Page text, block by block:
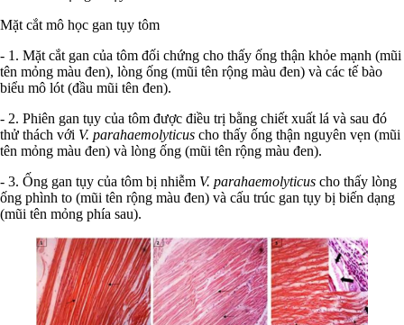
Mặt cắt mô học gan tụy tôm
- 1. Mặt cắt gan của tôm đối chứng cho thấy ống thận khỏe mạnh (mũi
tên mỏng màu đen), lòng ống (mũi tên rộng màu đen) và các tế bào
biểu mô lót (đầu mũi tên đen).
- 2. Phiên gan tụy của tôm được điều trị bằng chiết xuất lá và sau đó
thử thách với V. parahaemolyticus cho thấy ống thận nguyên vẹn (mũi
tên mỏng màu đen) và lòng ống (mũi tên rộng màu đen).
- 3. Ống gan tụy của tôm bị nhiễm V. parahaemolyticus cho thấy lòng
ống phình to (mũi tên rộng màu đen) và cấu trúc gan tụy bị biến dạng
(mũi tên mỏng phía sau).